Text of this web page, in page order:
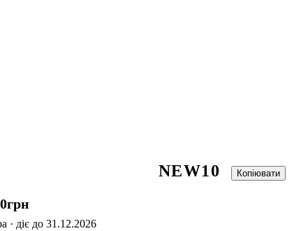
NEW10 Копіювати
грн
· діє до 31.12.2026